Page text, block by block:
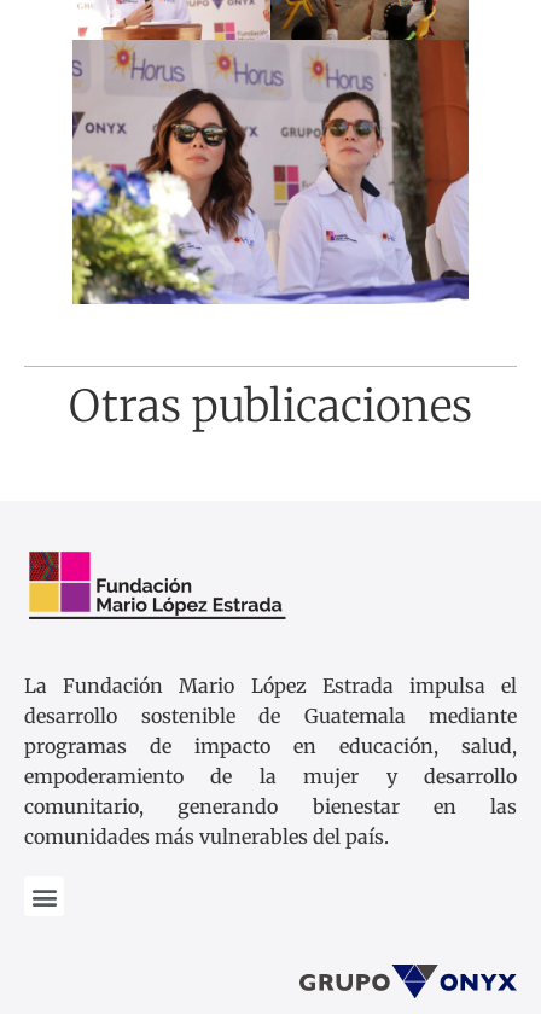
Otras publicaciones
La Fundación Mario López Estrada impulsa el
desarrollo sostenible de Guatemala mediante
programas de impacto en educación, salud,
empoderamiento de la mujer y desarrollo
comunitario, generando bienestar en las
comunidades más vulnerables del país.